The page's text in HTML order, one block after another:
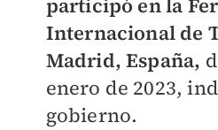
participó en la
Internacional de
Madrid, España,
enero de 2023,
gobierno.